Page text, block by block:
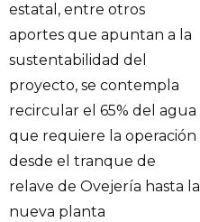
estatal, entre otros
aportes que apuntan a la
sustentabilidad del
proyecto, se contempla
recircular el 65% del agua
que requiere la operación
desde el tranque de
relave de Ovejería hasta la
nueva planta